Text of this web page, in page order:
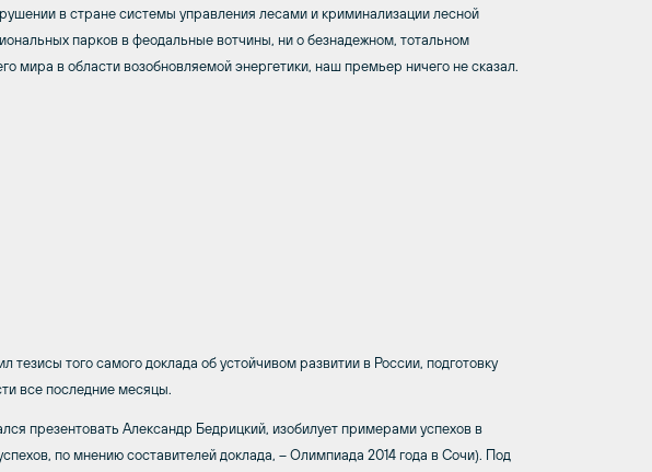
в стране системы управления лесами и криминализации лесной
парков в феодальные вотчины, ни о безнадежном, тотальном
мира в области возобновляемой энергетики, наш премьер ничего не сказал.
тезисы того самого доклада об устойчивом развитии в России, подготовку
все последние месяцы.
презентовать Александр Бедрицкий, изобилует примерами успехов в
по мнению составителей доклада, – Олимпиада 2014 года в Сочи). Под